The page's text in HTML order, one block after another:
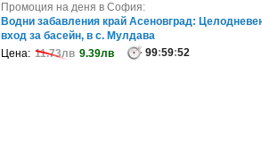
Промоция на деня в Плевен:
Летен релакс в Цигов чарк: 3 нощувки със
закуски и вечери, плюс релакс зона
Цена: 424.42лв 360.75лв 99:59
Промоция на деня в София:
Водни забавления край Асеновград:
вход за басейн, в с. Мулдава
Цена: 11.73лв 9.39лв 99:59:52